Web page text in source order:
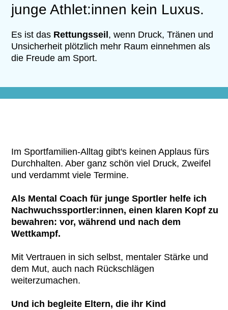
junge Athlet:innen kein Luxus.
Es ist das Rettungsseil , wenn Druck, Tränen und
Unsicherheit plötzlich mehr Raum einnehmen als
die Freude am Sport.
Im Sportfamilien-Alltag gibt's keinen Applaus fürs
Durchhalten. Aber ganz schön viel Druck, Zweifel
und verdammt viele Termine.
Als Mental Coach für junge Sportler helfe ich
Nachwuchssportler:innen, einen klaren Kopf zu
bewahren: vor, während und nach dem
Wettkampf.
Mit Vertrauen in sich selbst, mentaler Stärke und
dem Mut, auch nach Rückschlägen
weiterzumachen.
Und ich begleite Eltern, die ihr Kind